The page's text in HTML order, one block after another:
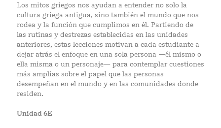
Los mitos griegos nos ayudan a entender no solo la
cultura griega antigua, sino también el mundo que nos
rodea y la función que cumplimos en él. Partiendo de
las rutinas y destrezas establecidas en las unidades
anteriores, estas lecciones motivan a cada estudiante a
dejar atrás el enfoque en una sola persona —él mismo o
ella misma o un personaje— para contemplar cuestiones
más amplias sobre el papel que las personas
desempeñan en el mundo y en las comunidades donde
residen.
Unidad 6E